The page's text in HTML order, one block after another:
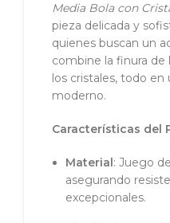
Media Bola con
pieza delicada y
quienes buscan un
combine la finura de
los cristales, todo
moderno.
Características del
Material: Juego
asegurando
excepcionales.